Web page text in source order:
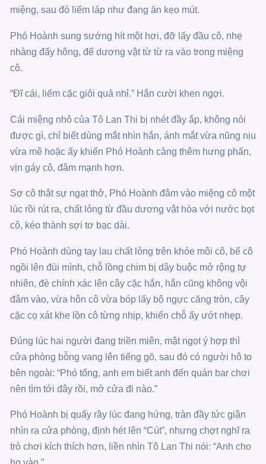
miệng, sau đó liếm láp như đang ăn kẹo mút.
Phó Hoành sung sướng hít một hơi, đỡ lấy đầu cô, nhẹ
nhàng đẩy hông, để dương vật từ từ ra vào trong miệng
cô.
“Đĩ cái, liếm cặc giỏi quá nhỉ.” Hắn cười khen ngợi.
Cái miệng nhỏ của Tô Lan Thi bị nhét đầy ắp, không nói
được gì, chỉ biết dùng mắt nhìn hắn, ánh mắt vừa nũng nịu
vừa mê hoặc ấy khiến Phó Hoành càng thêm hưng phấn,
vịn gáy cô, đâm mạnh hơn.
Sợ cô thật sự ngạt thở, Phó Hoành đâm vào miệng cô một
lúc rồi rút ra, chất lỏng từ đầu dương vật hòa với nước bọt
cô, kéo thành sợi tơ bạc dài.
Phó Hoành dùng tay lau chất lỏng trên khóe môi cô, bế cô
ngồi lên đùi mình, chỗ lồng chim bị dây buộc mở rộng tự
nhiên, đè chính xác lên cây cặc hắn, hắn cũng không vội
đâm vào, vừa hôn cô vừa bóp lấy bộ ngực căng tròn, cây
cặc cọ xát khe lồn cô từng nhịp, khiến chỗ ấy ướt nhẹp.
Đúng lúc hai người đang triền miên, mật ngọt ý hợp thì
cửa phòng bỗng vang lên tiếng gõ, sau đó có người hô to
bên ngoài: “Phó tổng, anh em biết anh đến quán bar chơi
nên tìm tới đây rồi, mở cửa đi nào.”
Phó Hoành bị quấy rầy lúc đang hứng, tràn đầy tức giận
nhìn ra cửa phòng, định hét lên “Cút”, nhưng chợt nghĩ ra
trò chơi kích thích hơn, liền nhìn Tô Lan Thi nói: “Anh cho